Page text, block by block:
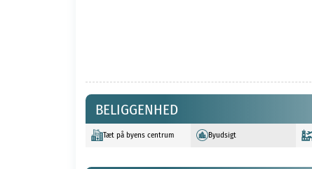
BELIGGENHED
Tæt på byens centrum Byudsigt